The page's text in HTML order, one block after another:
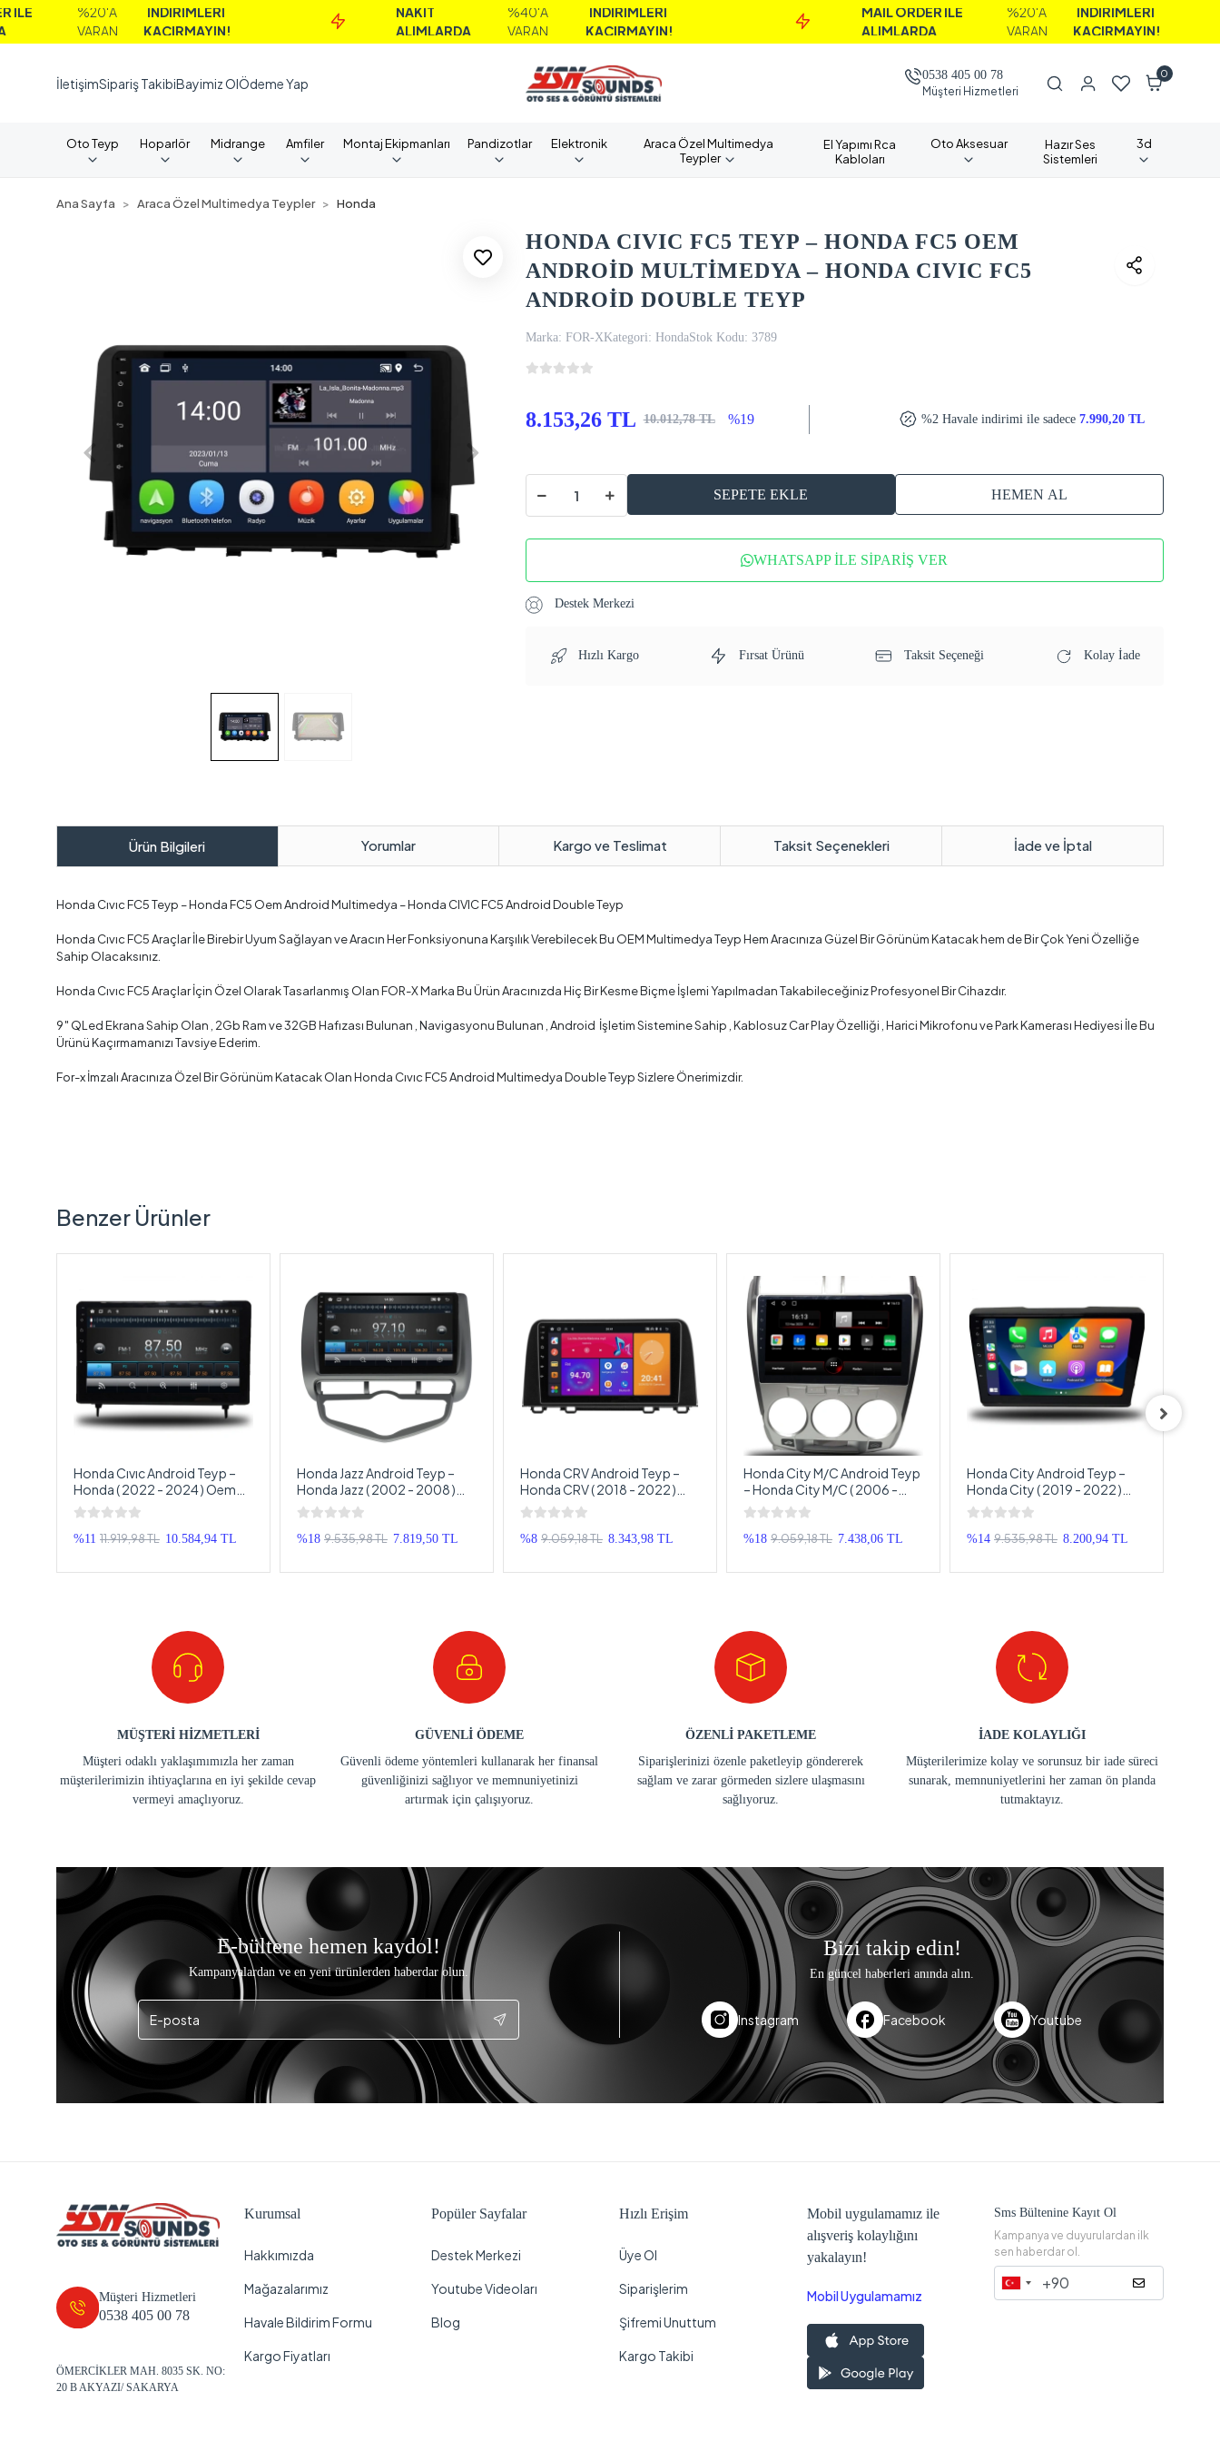
%20'A
İNDİRİMLERİ
KAÇIRMAYIN!
NAKİT
ALIMLARDA
VARAN
İNDİRİMLERİ
KAÇIRMAYIN!
MAİL ORDER İLE
ALIMLARDA
%20'A
İNDİRİMLERİ
KAÇIRMAYIN!
İletişimSipariş TakibiBayimiz OlÖdeme Yap
0538 405 00 78
Müşteri Hizmetleri
0
Oto Teyp Hoparlör Midrange Amfiler Montaj Ekipmanları Pandizotlar Elektronik
Araca Özel Multimedya
Teypler
El Yapımı Rca
Kabloları
Oto Aksesuar
Hazır Ses
Sistemleri
3d
Ana Sayfa Araca Özel Multimedya Teypler Honda
HONDA CIVIC FC5 TEYP – HONDA FC5 OEM
ANDROİD MULTİMEDYA – HONDA CIVIC FC5
ANDROİD DOUBLE TEYP
Marka: FOR-XKategori: HondaStok Kodu: 3789
8.153,26 TL 10.012,78 TL %19 %2 Havale indirimi ile sadece 7.990,20 TL
SEPETE EKLE HEMEN AL
WHATSAPP İLE SİPARİŞ VER
Destek Merkezi
Hızlı Kargo Fırsat Ürünü Taksit Seçeneği Kolay İade
Ürün Bilgileri Yorumlar Kargo ve Teslimat Taksit Seçenekleri İade ve İptal
Honda Cıvıc FC5 Teyp – Honda FC5 Oem Android Multimedya – Honda CIVIC FC5 Android Double Teyp
Honda Cıvıc FC5 Araçlar İle Birebir Uyum Sağlayan ve Aracın Her Fonksiyonuna Karşılık Verebilecek Bu OEM Multimedya Teyp Hem Aracınıza Güzel Bir Görünüm Katacak hem de Bir Çok Yeni Özelliğe
Sahip Olacaksınız.
Honda Cıvıc FC5 Araçlar İçin Özel Olarak Tasarlanmış Olan FOR-X Marka Bu Ürün Aracınızda Hiç Bir Kesme Biçme İşlemi Yapılmadan Takabileceğiniz Profesyonel Bir Cihazdır.
9″ QLed Ekrana Sahip Olan , 2Gb Ram ve 32GB Hafızası Bulunan , Navigasyonu Bulunan , Android İşletim Sistemine Sahip , Kablosuz Car Play Özelliği , Harici Mikrofonu ve Park Kamerası Hediyesi İle Bu
Ürünü Kaçırmamanızı Tavsiye Ederim.
For-x İmzalı Aracınıza Özel Bir Görünüm Katacak Olan Honda Cıvıc FC5 Android Multimedya Double Teyp Sizlere Önerimizdir.
Benzer Ürünler
Honda Cıvıc Android Teyp –
Honda ( 2022 - 2024 ) Oem
Android Multimedya – Honda
CIVIC Android Double Teyp
%11 11.919,98 TL 10.584,94 TL
Honda Jazz Android Teyp –
Honda Jazz ( 2002 - 2008 )
Oem Android Multimedya –
Honda Jazz Android Double
Teyp
%18 9.535,98 TL 7.819,50 TL
Honda CRV Android Teyp –
Honda CRV ( 2018 - 2022 )
Oem Android Multimedya –
Honda CRV Android Double
Teyp
%8 9.059,18 TL 8.343,98 TL
Honda City M/C Android Teyp
– Honda City M/C ( 2006 -
2016 ) Oem Android
Multimedya – Honda City M/C
Android Double Teyp
%18 9.059,18 TL 7.438,06 TL
Honda City Android Teyp –
Honda City ( 2019 - 2022 )
Oem Android Multimedya –
Honda City Android Double
Teyp
%14 9.535,98 TL 8.200,94 TL
MÜŞTERİ HİZMETLERİ
Müşteri odaklı yaklaşımımızla her zaman
müşterilerimizin ihtiyaçlarına en iyi şekilde cevap
vermeyi amaçlıyoruz.
GÜVENLİ ÖDEME
Güvenli ödeme yöntemleri kullanarak her finansal
güvenliğinizi sağlıyor ve memnuniyetinizi
artırmak için çalışıyoruz.
ÖZENLİ PAKETLEME
Siparişlerinizi özenle paketleyip göndererek
sağlam ve zarar görmeden sizlere ulaşmasını
sağlıyoruz.
İADE KOLAYLIĞI
Müşterilerimize kolay ve sorunsuz bir iade süreci
sunarak, memnuniyetlerini her zaman ön planda
tutmaktayız.
E-bültene hemen kaydol!
Kampanyalardan ve en yeni ürünlerden haberdar olun.
Bizi takip edin!
En güncel haberleri anında alın.
Instagram Facebook Youtube
Müşteri Hizmetleri
0538 405 00 78
ÖMERCİKLER MAH. 8035 SK. NO:
20 B AKYAZI/ SAKARYA
Kurumsal
Hakkımızda
Mağazalarımız
Havale Bildirim Formu
Kargo Fiyatları
Popüler Sayfalar
Destek Merkezi
Youtube Videoları
Blog
Hızlı Erişim
Üye Ol
Siparişlerim
Şifremi Unuttum
Kargo Takibi
Mobil uygulamamız ile
alışveriş kolaylığını
yakalayın!
Mobil Uygulamamız
Sms Bültenine Kayıt Ol
Kampanya ve duyurulardan ilk
sen haberdar ol.